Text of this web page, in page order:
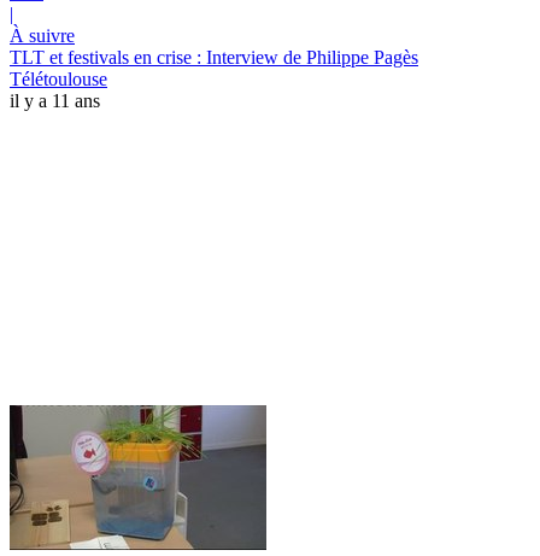
|
À suivre
TLT et festivals en crise : Interview de Philippe Pagès
Télétoulouse
il y a 11 ans